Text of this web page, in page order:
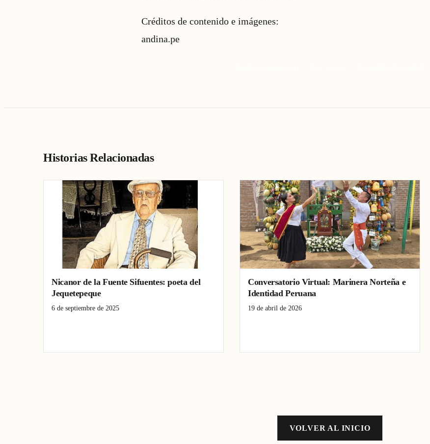
Créditos de contenido e imágenes:
andina.pe
Historias Relacionadas
Nicanor de la Fuente Sifuentes: poeta del
Jequetepeque
6 de septiembre de 2025
Conversatorio Virtual: Marinera Norteña e
Identidad Peruana
19 de abril de 2026
VOLVER AL INICIO